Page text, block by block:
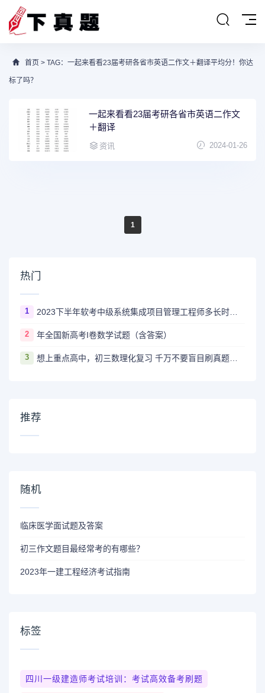
首页 > TAG：一起来看看23届考研各省市英语二作文＋翻译平均分！你达
标了吗？
一起来看看23届考研各省市英语二作文
＋翻译
资讯 2024-01-26
1
热门
1 2023下半年软考中级系统集成项目管理工程师多长时间出成绩
2 年全国新高考I卷数学试题（含答案）
3 想上重点高中，初三数理化复习 千万不要盲目刷真题卷和模拟卷！
推荐
随机
临床医学面试题及答案
初三作文题目最经常考的有哪些？
2023年一建工程经济考试指南
标签
四川一级建造师考试培训：考试高效备考刷题